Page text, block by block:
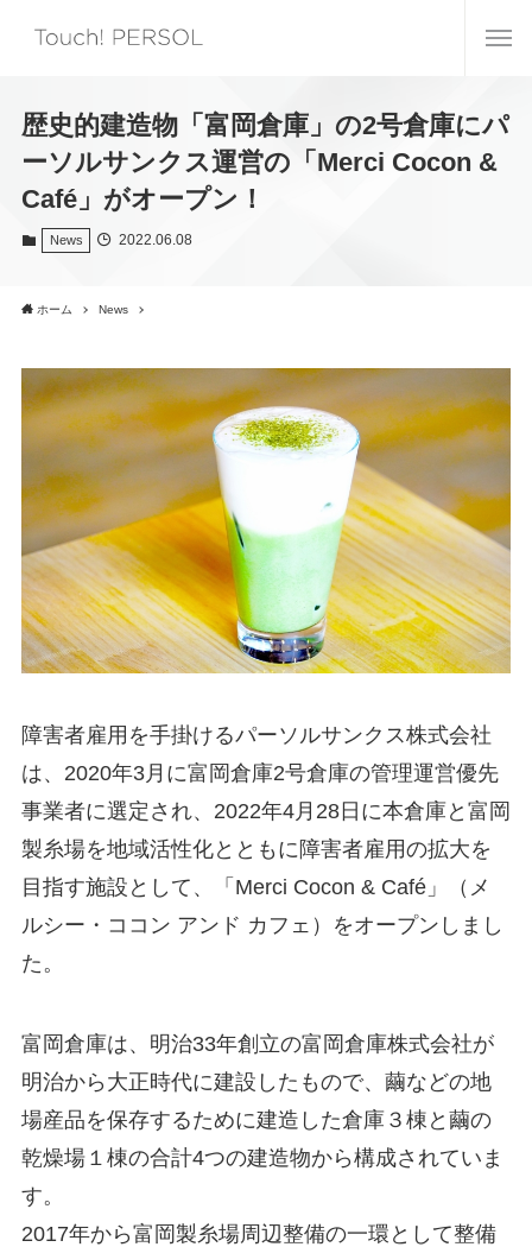
歴史的建造物「富岡倉庫」の2号倉庫にパ
ーソルサンクス運営の「Merci Cocon &
Café」がオープン！
News 2022.06.08
ホーム News
障害者雇用を手掛けるパーソルサンクス株式会社
は、2020年3月に富岡倉庫2号倉庫の管理運営優先
事業者に選定され、2022年4月28日に本倉庫と富岡
製糸場を地域活性化とともに障害者雇用の拡大を
目指す施設として、「Merci Cocon & Café」（メ
ルシー・ココン アンド カフェ）をオープンしまし
た。
富岡倉庫は、明治33年創立の富岡倉庫株式会社が
明治から大正時代に建設したもので、繭などの地
場産品を保存するために建造した倉庫３棟と繭の
乾燥場１棟の合計4つの建造物から構成されていま
す。
2017年から富岡製糸場周辺整備の一環として整備